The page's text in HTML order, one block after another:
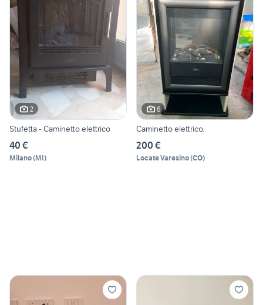
2
Stufetta - Caminetto elettrico
40 €
Milano(MI)
6
Caminetto elettrico.
200 €
Locate Varesino(CO)